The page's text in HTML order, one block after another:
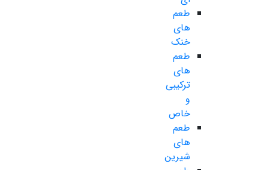
طعم
های
خنک
طعم
های
ترکیبی
و
خاص
طعم
های
شیرین